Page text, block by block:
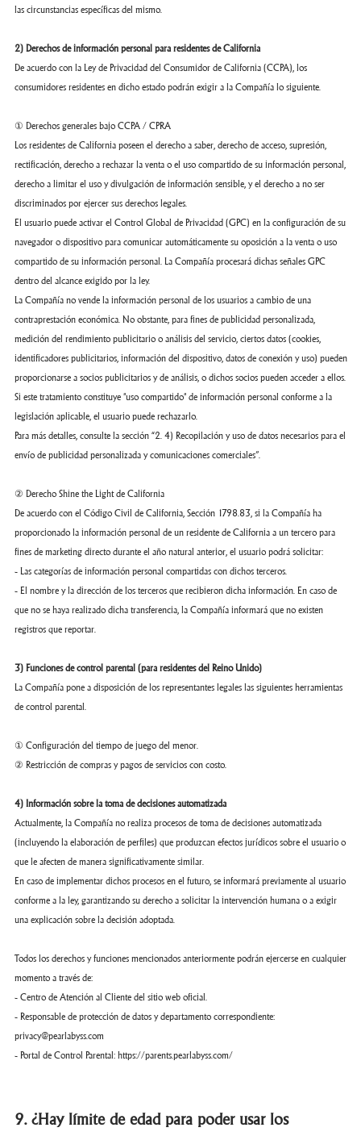
las circunstancias específicas del mismo.
2) Derechos de información personal para residentes de California
De acuerdo con la Ley de Privacidad del Consumidor de California (CCPA), los
consumidores residentes en dicho estado podrán exigir a la Compañía lo siguiente.
① Derechos generales bajo CCPA / CPRA
Los residentes de California poseen el derecho a saber, derecho de acceso, supresión,
rectificación, derecho a rechazar la venta o el uso compartido de su información personal,
derecho a limitar el uso y divulgación de información sensible, y el derecho a no ser
discriminados por ejercer sus derechos legales.
El usuario puede activar el Control Global de Privacidad (GPC) en la configuración de su
navegador o dispositivo para comunicar automáticamente su oposición a la venta o uso
compartido de su información personal. La Compañía procesará dichas señales GPC
dentro del alcance exigido por la ley.
La Compañía no vende la información personal de los usuarios a cambio de una
contraprestación económica. No obstante, para fines de publicidad personalizada,
medición del rendimiento publicitario o análisis del servicio, ciertos datos (cookies,
identificadores publicitarios, información del dispositivo, datos de conexión y uso) pueden
proporcionarse a socios publicitarios y de análisis, o dichos socios pueden acceder a ellos.
Si este tratamiento constituye "uso compartido" de información personal conforme a la
legislación aplicable, el usuario puede rechazarlo.
Para más detalles, consulte la sección “2. 4) Recopilación y uso de datos necesarios para el
envío de publicidad personalizada y comunicaciones comerciales”.
② Derecho Shine the Light de California
De acuerdo con el Código Civil de California, Sección 1798.83, si la Compañía ha
proporcionado la información personal de un residente de California a un tercero para
fines de marketing directo durante el año natural anterior, el usuario podrá solicitar:
- Las categorías de información personal compartidas con dichos terceros.
- El nombre y la dirección de los terceros que recibieron dicha información. En caso de
que no se haya realizado dicha transferencia, la Compañía informará que no existen
registros que reportar.
3) Funciones de control parental (para residentes del Reino Unido)
La Compañía pone a disposición de los representantes legales las siguientes herramientas
de control parental.
① Configuración del tiempo de juego del menor.
② Restricción de compras y pagos de servicios con costo.
4) Información sobre la toma de decisiones automatizada
Actualmente, la Compañía no realiza procesos de toma de decisiones automatizada
(incluyendo la elaboración de perfiles) que produzcan efectos jurídicos sobre el usuario o
que le afecten de manera significativamente similar.
En caso de implementar dichos procesos en el futuro, se informará previamente al usuario
conforme a la ley, garantizando su derecho a solicitar la intervención humana o a exigir
una explicación sobre la decisión adoptada.
Todos los derechos y funciones mencionados anteriormente podrán ejercerse en cualquier
momento a través de:
- Centro de Atención al Cliente del sitio web oficial.
- Responsable de protección de datos y departamento correspondiente:
privacy@pearlabyss.com
- Portal de Control Parental: https://parents.pearlabyss.com/
9. ¿Hay límite de edad para poder usar los